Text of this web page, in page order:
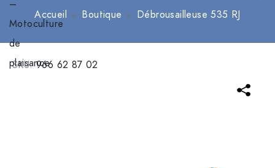
Accueil Boutique Débrousailleuse 535 RJ
SKU:966 62 87 02